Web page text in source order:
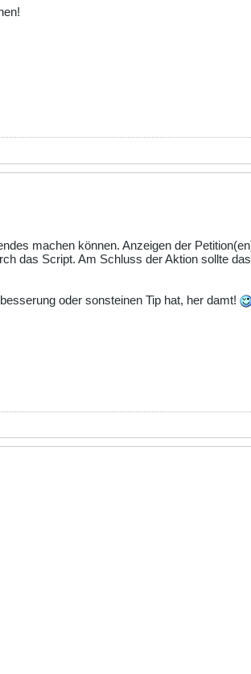
machen können. Anzeigen der
das Script. Am Schluss der Aktion sollte
oder sonsteinen Tip hat, her damt!